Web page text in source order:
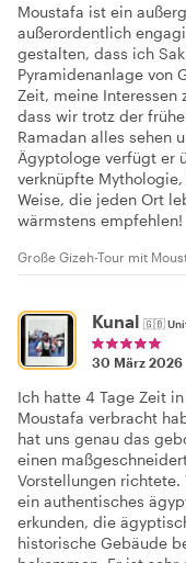
Moustafa ist ein
außerordentlich
gestalten, dass ich
Pyramidenanlage von
Zeit, meine Interessen
dass wir trotz der
Ramadan alles sehen
Ägyptologe verfügt er
verknüpfte
Weise, die jeden Ort
wärmstens empfehlen!
Große Gizeh-Tour mit
Kunal 🇬🇧
30 März 2026
Ich hatte 4 Tage Zeit
Moustafa verbracht
hat uns genau das
einen
Vorstellungen
ein authentisches
erkunden, die
historische Gebäude